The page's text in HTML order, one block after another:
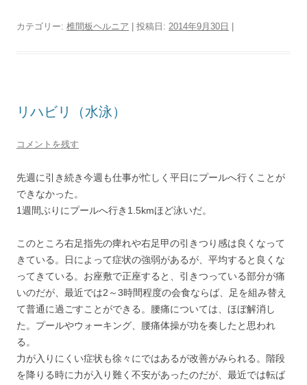
カテゴリー: 椎間板ヘルニア | 投稿日: 2014年9月30日
リハビリ（水泳）
コメントを残す
先週に引き続き今週も仕事が忙しく平日にプールへ行くことが
できなかった。
1週間ぶりにプールへ行き1.5kmほど泳いだ。
このところ右足指先の痺れや右足甲の引きつり感は良くなって
きている。日によって症状の強弱があるが、平均すると良くな
ってきている。お座敷で正座すると、引きつっている部分が痛
いのだが、最近では2～3時間程度の会食ならば、足を組み替え
て普通に過ごすことができる。腰痛については、ほぼ解消し
た。プールやウォーキング、腰痛体操が功を奏したと思われ
る。
力が入りにくい症状も徐々にではあるが改善がみられる。階段
を降りる時に力が入り難く不安があったのだが、最近では転ば